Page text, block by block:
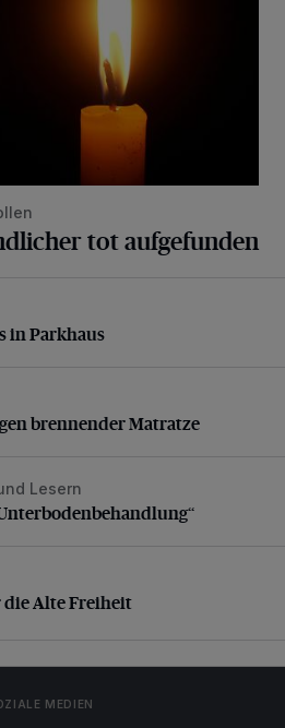
tot aufgefunden
Parkhaus
in Parkhaus
brennender Matratze
brennender Matratze
Lesern
Alte Freiheit
Alte Freiheit
MEDIEN